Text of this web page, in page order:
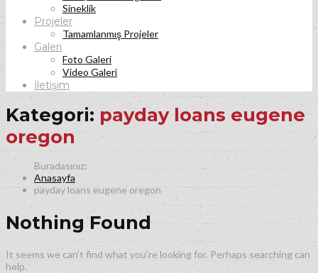
Sineklik
Projeler
Tamamlanmış Projeler
Galeri
Foto Galeri
Video Galeri
İletişim
Kategori: payday loans eugene
oregon
Anasayfa
payday loans eugene oregon
Nothing Found
It seems we can’t find what you’re looking for. Perhaps searching can
help.